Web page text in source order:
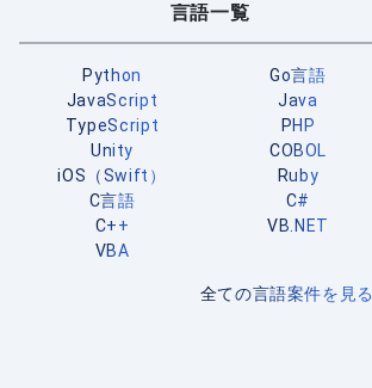
言語一覧
Python
Go言語
JavaScript
Java
TypeScript
PHP
Unity
COBOL
iOS（Swift）
Ruby
C言語
C#
C++
VB.NET
VBA
全ての言語案件を見る